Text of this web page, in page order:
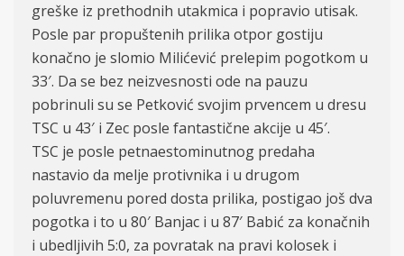
greške iz prethodnih utakmica i popravio utisak.
Posle par propuštenih prilika otpor gostiju
konačno je slomio Milićević prelepim pogotkom u
33′. Da se bez neizvesnosti ode na pauzu
pobrinuli su se Petković svojim prvencem u dresu
TSC u 43′ i Zec posle fantastične akcije u 45′.
TSC je posle petnaestominutnog predaha
nastavio da melje protivnika i u drugom
poluvremenu pored dosta prilika, postigao još dva
pogotka i to u 80′ Banjac i u 87′ Babić za konačnih
i ubedljivih 5:0, za povratak na pravi kolosek i